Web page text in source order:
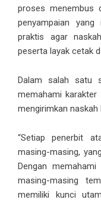
proses menembus
penyampaian yang
praktis agar
peserta layak cetak
Dalam salah satu
memahami karakter
mengirimkan naskah
“Setiap penerbit
masing-masing,
Dengan
masing-masing
memiliki kunci